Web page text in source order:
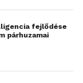
fejlődése
párhuzamai